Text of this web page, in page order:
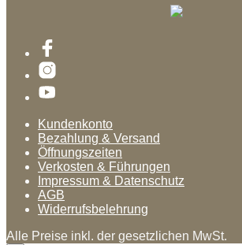
Kundenkonto
Bezahlung & Versand
Öffnungszeiten
Verkosten & Führungen
Impressum & Datenschutz
AGB
Widerrufsbelehrung
Alle Preise inkl. der gesetzlichen MwSt.